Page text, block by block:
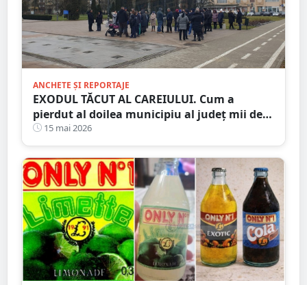
ANCHETE ȘI REPORTAJE
EXODUL TĂCUT AL CAREIULUI. Cum a
pierdut al doilea municipiu al județ mii de
locuitori. Orașul care îmbătrânește și se
golește
15 mai 2026